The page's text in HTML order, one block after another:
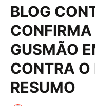
BLOG
CONFIRMA
GUSMÃO
CONTRA O
RESUMO